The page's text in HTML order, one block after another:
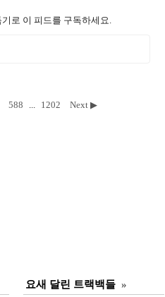
로 이 피드를 구독하세요.
588 ... 1202 Next ▶
요새 달린 트랙백들 »